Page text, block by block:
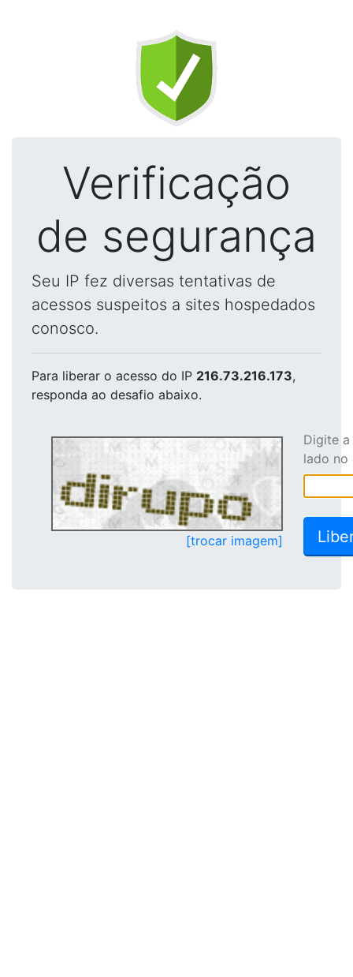
Verificação
de segurança
Seu IP fez diversas tentativas de
acessos suspeitos a sites hospedados
conosco.
Para liberar o acesso do IP 216.73.216.173,
responda ao desafio abaixo.
[trocar imagem]
Digite
lado no